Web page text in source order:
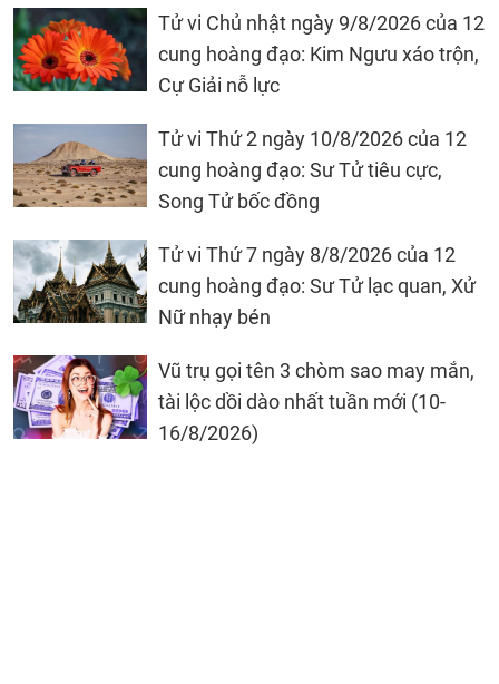
Tử vi Chủ nhật ngày 9/8/2026 của 12
cung hoàng đạo: Kim Ngưu xáo trộn,
Cự Giải nỗ lực
Tử vi Thứ 2 ngày 10/8/2026 của 12
cung hoàng đạo: Sư Tử tiêu cực,
Song Tử bốc đồng
Tử vi Thứ 7 ngày 8/8/2026 của 12
cung hoàng đạo: Sư Tử lạc quan, Xử
Nữ nhạy bén
Vũ trụ gọi tên 3 chòm sao may mắn,
tài lộc dồi dào nhất tuần mới (10-
16/8/2026)